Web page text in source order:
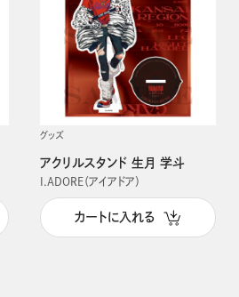
グッズ
アクリルスタンド 生月 学斗
I.ADORE（アイアドア）
カートに入れる